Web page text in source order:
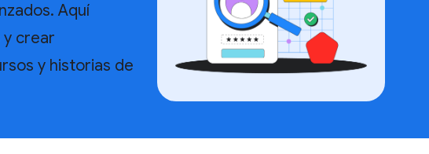
Aquí
crear
y historias de